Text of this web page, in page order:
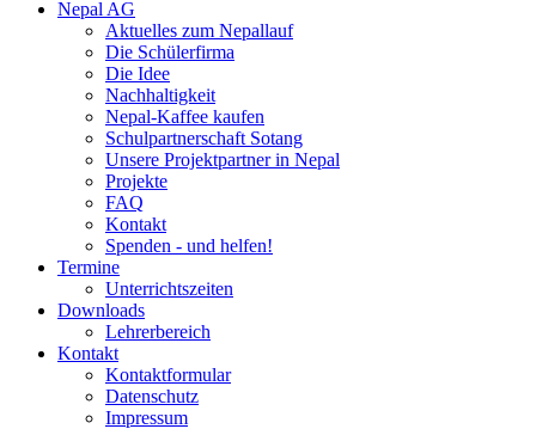
Nepal AG
Aktuelles zum Nepallauf
Die Schülerfirma
Die Idee
Nachhaltigkeit
Nepal-Kaffee kaufen
Schulpartnerschaft Sotang
Unsere Projektpartner in Nepal
Projekte
FAQ
Kontakt
Spenden - und helfen!
Termine
Unterrichtszeiten
Downloads
Lehrerbereich
Kontakt
Kontaktformular
Datenschutz
Impressum